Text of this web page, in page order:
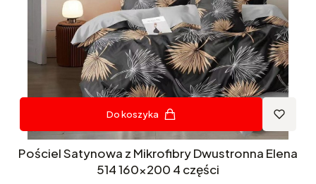
Do koszyka
Pościel Satynowa z Mikrofibry Dwustronna Elena
514 160x200 4 części